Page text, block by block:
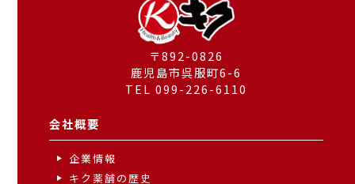
〒892-0826
鹿児島市呉服町6-6
TEL 099-226-6110
会社概要
企業情報
キク薬舗の歴史